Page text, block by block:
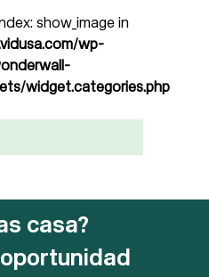
show_image in
wp-
widget.categories.php
casa?